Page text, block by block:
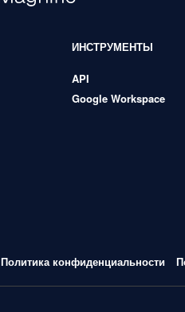
ИНСТРУМЕНТЫ
API
Google Workspace
Политика конфиденциальности